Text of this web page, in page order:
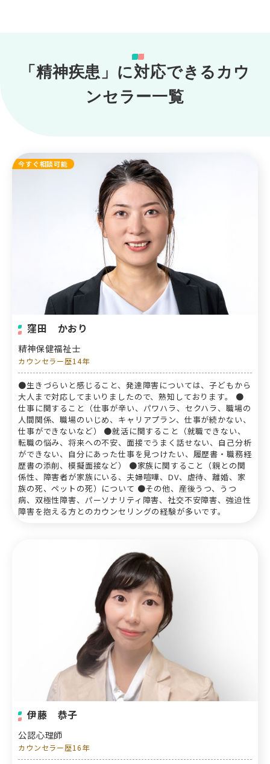
「精神疾患」に対応できるカウ
ンセラー一覧
今すぐ相談可能
窪田 かおり
精神保健福祉士
カウンセラー歴14年
●生きづらいと感じること、発達障害については、子どもから
大人まで対応してまいりましたので、熟知しております。 ●
仕事に関すること（仕事が辛い、パワハラ、セクハラ、職場の
人間関係、職場のいじめ、キャリアプラン、仕事が続かない、
仕事ができないなど） ●就活に関すること（就職できない、
転職の悩み、将来への不安、面接でうまく話せない、自己分析
ができない、自分にあった仕事を見つけたい、履歴書・職務経
歴書の添削、模擬面接など） ●家族に関すること（親との関
係性、障害者が家族にいる、夫婦喧嘩、DV、虐待、離婚、家
族の死、ペットの死）について ●その他、産後うつ、うつ
病、双極性障害、パーソナリティ障害、社交不安障害、強迫性
障害を抱える方とのカウンセリングの経験が多いです。
伊藤 恭子
公認心理師
カウンセラー歴16年